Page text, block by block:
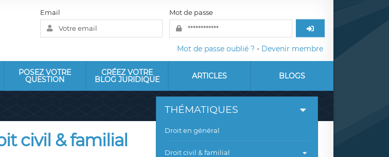
Email Mot de passe
Mot de passe oublié ? - Devenir membre
POSEZ VOTRE
QUESTION
CRÉEZ VOTRE
BLOG JURIDIQUE ARTICLES BLOGS
civil & familial
THÉMATIQUES
Droit en général
Droit civil & familial